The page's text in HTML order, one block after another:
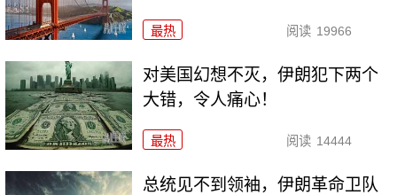
最热 阅读 19966
对美国幻想不灭，伊朗犯下两个
大错，令人痛心！
最热 阅读 14444
总统见不到领袖，伊朗革命卫队